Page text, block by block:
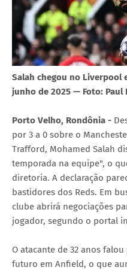
Salah chegou no Liverpool
junho de 2025 — Foto: Paul
Porto Velho, Rondônia -
por 3 a 0 sobre o
Trafford, Mohamed Salah
temporada na equipe", o
diretoria. A declaração
bastidores dos Reds. Em
clube abrirá negociações
jogador, segundo o portal
O atacante de 32 anos
futuro em Anfield, o que